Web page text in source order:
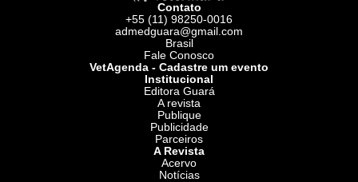
Contato
+55 (11) 98250-0016
admedguara@gmail.com
Brasil
Fale Conosco
VetAgenda - Cadastre um evento
Institucional
Editora Guará
A revista
Publique
Publicidade
Parceiros
A Revista
Acervo
Notícias